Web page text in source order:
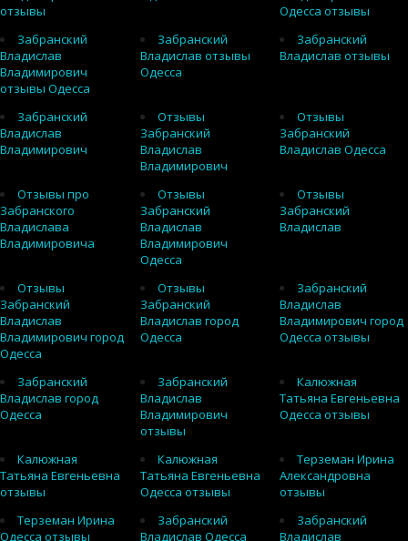
отзывы
Одесса отзывы
Забранский
Владислав
Владимирович
отзывы Одесса
Забранский
Владислав отзывы
Одесса
Забранский
Владислав отзывы
Забранский
Владислав
Владимирович
Отзывы
Забранский
Владислав
Владимирович
Отзывы
Забранский
Владислав Одесса
Отзывы про
Забранского
Владислава
Владимировича
Отзывы
Забранский
Владислав
Владимирович
Одесса
Отзывы
Забранский
Владислав
Отзывы
Забранский
Владислав
Владимирович город
Одесса
Отзывы
Забранский
Владислав город
Одесса
Забранский
Владислав
Владимирович город
Одесса отзывы
Забранский
Владислав город
Одесса
Забранский
Владислав
Владимирович
отзывы
Калюжная
Татьяна Евгеньевна
Одесса отзывы
Калюжная
Татьяна Евгеньевна
отзывы
Калюжная
Татьяна Евгеньевна
Одесса отзывы
Терземан Ирина
Александровна
отзывы
Терземан Ирина
Одесса отзывы
Забранский
Владислав Одесса
Забранский
Владислав